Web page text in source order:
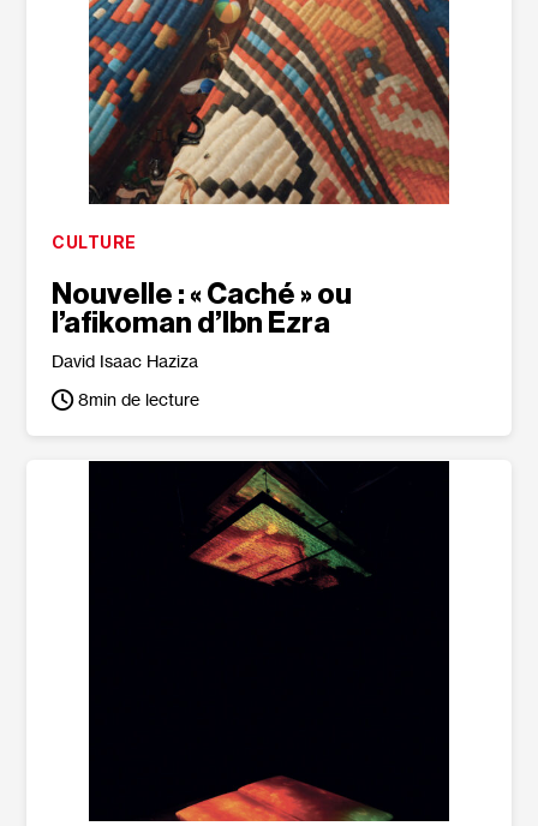
CULTURE
Nouvelle : « Caché » ou
l’afikoman d’Ibn Ezra
David Isaac Haziza
8min de lecture